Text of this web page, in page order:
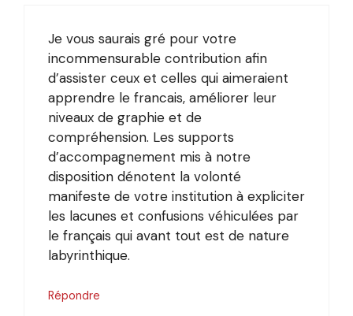
Je vous saurais gré pour votre
incommensurable contribution afin
d’assister ceux et celles qui aimeraient
apprendre le francais, améliorer leur
niveaux de graphie et de
compréhension. Les supports
d’accompagnement mis à notre
disposition dénotent la volonté
manifeste de votre institution à expliciter
les lacunes et confusions véhiculées par
le français qui avant tout est de nature
labyrinthique.
Répondre